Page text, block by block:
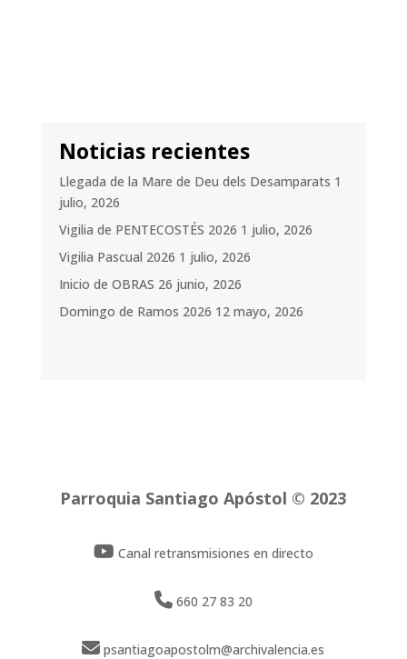
Noticias recientes
Llegada de la Mare de Deu dels Desamparats 1
julio, 2026
Vigilia de PENTECOSTÉS 2026 1 julio, 2026
Vigilia Pascual 2026 1 julio, 2026
Inicio de OBRAS 26 junio, 2026
Domingo de Ramos 2026 12 mayo, 2026
Parroquia Santiago Apóstol © 2023
Canal retransmisiones en directo
660 27 83 20
psantiagoapostolm@archivalencia.es